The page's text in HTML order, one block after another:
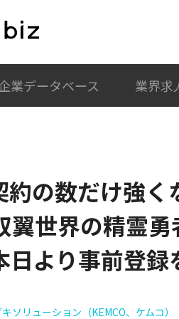
業データベース 業界求
約の数だけ強く
翼世界の精霊
より事前登録
ソリューション（KEMCO、ケムコ）